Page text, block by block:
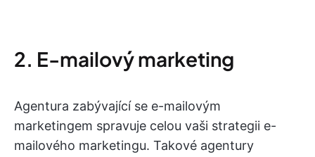
2. E-mailový marketing
Agentura zabývající se e-mailovým
marketingem spravuje celou vaši strategii e-
mailového marketingu. Takové agentury